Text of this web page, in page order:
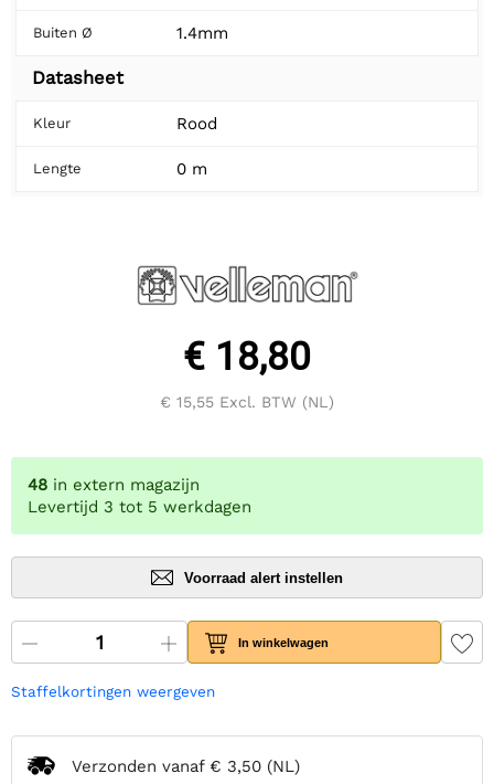
Buiten Ø 1.4mm
Datasheet
Kleur Rood
Lengte 0 m
€ 18,80
€ 15,55 Excl. BTW (NL)
48 in extern magazijn
Levertijd 3 tot 5 werkdagen
Voorraad alert instellen
In winkelwagen
Staffelkortingen weergeven
Verzonden vanaf € 3,50 (NL)